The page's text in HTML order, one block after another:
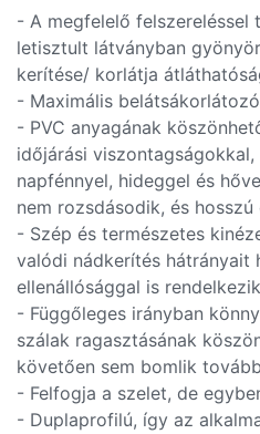
- A megfelelő felszereléssel
letisztult látványban
kerítése/ korlátja
- Maximális
- PVC anyagának
időjárási viszontagságokkal,
napfénnyel, hideggel és
nem rozsdásodik, és
- Szép és természetes
valódi nádkerítés hátrányait
ellenállósággal is
- Függőleges irányban
szálak ragasztásának
követően sem bomlik
- Felfogja a szelet, de
- Duplaprofilú, így az